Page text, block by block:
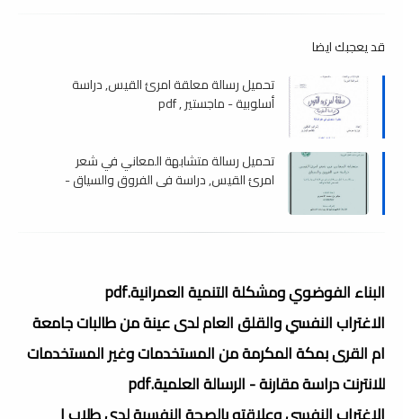
قد يعجبك ايضا
تحميل رسالة معلقة امرئ القيس, دراسة
أسلوبية - ماجستير , pdf
تحميل رسالة متشابهة المعاني في شعر
امرئ القيس, دراسة في الفروق والسياق -
البناء الفوضوي ومشكلة التنمية العمرانية.pdf
الاغتراب النفسي والقلق العام لدى عينة من طالبات جامعة
ام القرى بمكة المكرمة من المستخدمات وغير المستخدمات
للانترنت دراسة مقارنة - الرسالة العلمية.pdf